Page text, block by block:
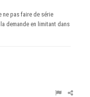
pas faire de série
demande en limitant dans